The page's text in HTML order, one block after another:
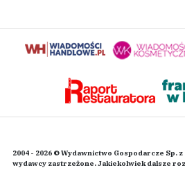
2004 - 2026 © Wydawnictwo Gospodarcze Sp.
wydawcy zastrzeżone. Jakiekolwiek dalsze